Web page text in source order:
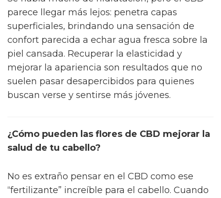
parece llegar más lejos: penetra capas
superficiales, brindando una sensación de
confort parecida a echar agua fresca sobre la
piel cansada. Recuperar la elasticidad y
mejorar la apariencia son resultados que no
suelen pasar desapercibidos para quienes
buscan verse y sentirse más jóvenes.
¿Cómo pueden las flores de CBD mejorar la
salud de tu cabello?
No es extraño pensar en el CBD como ese
“fertilizante” increíble para el cabello. Cuando